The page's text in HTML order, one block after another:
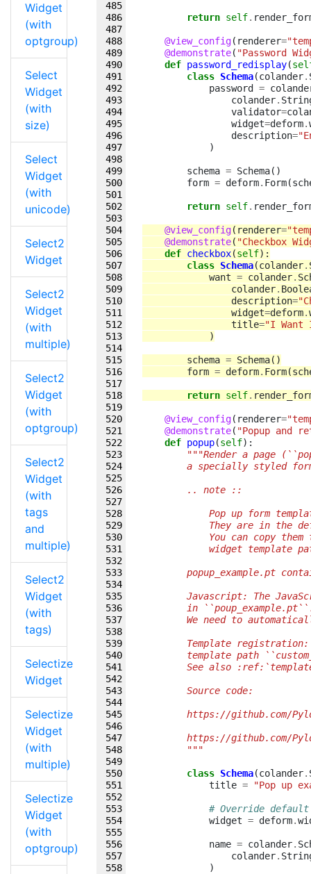
Widget
(with
optgroup)
Select
Widget
(with
size)
Select
Widget
(with
unicode)
Select2
Widget
Select2
Widget
(with
multiple)
Select2
Widget
(with
optgroup)
Select2
Widget
(with
tags
and
multiple)
Select2
Widget
(with
tags)
Selectize
Widget
Selectize
Widget
(with
multiple)
Selectize
Widget
(with
optgroup)
return self.
@view_config( renderer=
@demonstrate( "Password
def password_redisplay(
class Schema(colander.
password
=
colander.
validator=
widget=deform.
description=
)
schema = Schema()
form = deform. Form(
return self.
@view_config( renderer=
@demonstrate( "Checkbox
def checkbox(self):
class Schema(colander.
want = colander.
colander.
description=
widget=deform.
title="I
)
schema = Schema()
form = deform. Form(
return self.
@view_config( renderer=
@demonstrate( "Popup and
def popup(self):
"""Render a page
a specially styled
        .. note ::
Pop up form
They are in the
You can copy them
widget template
popup_example.pt
Javascript: The
in
We need to
Template
template path
See also
        Source code:
https://github.com/
https://github.com/
        """
class Schema(colander.
title = "Pop up
# Override
widget = deform.
name = colander.
colander.
)